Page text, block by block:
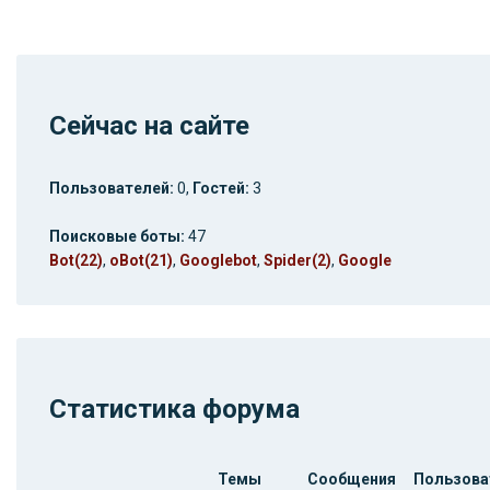
Сейчас на сайте
Пользователей: 0, Гостей: 3
Поисковые боты: 47
Bot(22), oBot(21), Googlebot, Spider(2), Google
Статистика форума
Темы Сообщения